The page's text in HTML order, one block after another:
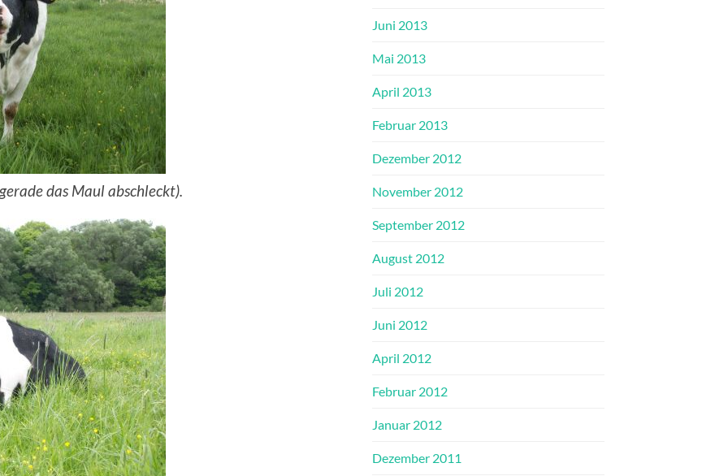
das Maul abschleckt).
Juni 2013
Mai 2013
April 2013
Februar 2013
Dezember 2012
November 2012
September 2012
August 2012
Juli 2012
Juni 2012
April 2012
Februar 2012
Januar 2012
Dezember 2011